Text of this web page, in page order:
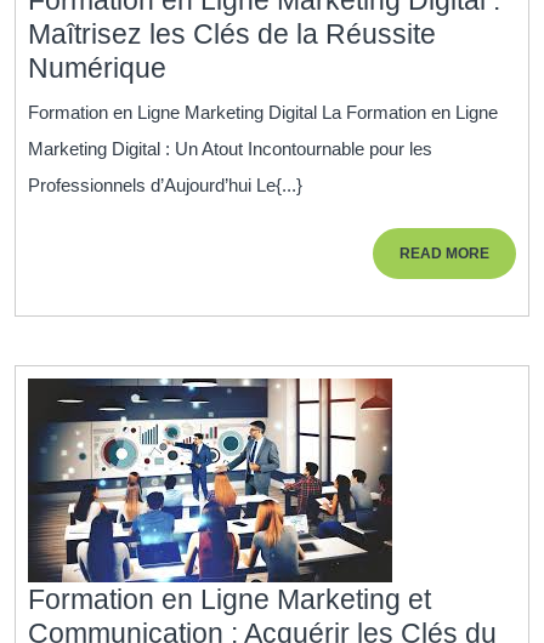
Maîtrisez les Clés de la Réussite
Numérique
en
Ligne
Digital
de
la
Réussite
Numérique
Formation en Ligne Marketing Digital La Formation en Ligne
Marketing Digital : Un Atout Incontournable pour les
Professionnels d’Aujourd’hui Le{...}
READ MOREREAD
MORE
Formation en Ligne Marketing et
Communication : Acquérir les Clés du